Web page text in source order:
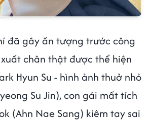
đã gây ấn tượng trước công
chân thật được thể hiện
Hyun Su - hình ảnh thuở nhỏ
Su Jin), con gái mất tích
(Ahn Nae Sang) kiêm tay sai